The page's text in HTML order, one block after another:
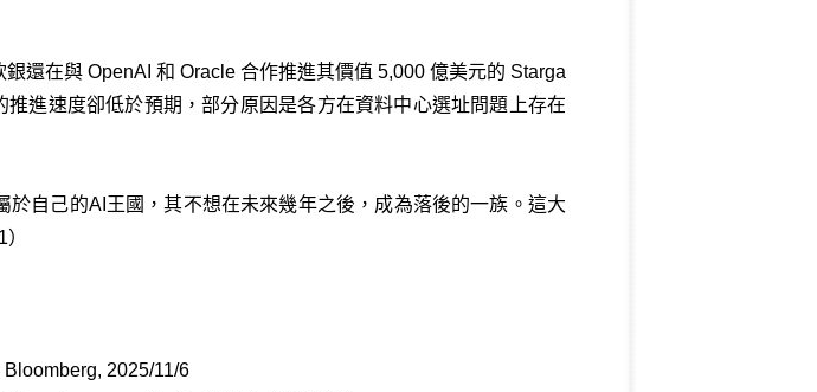
還在與 OpenAI 和 Oracle 合作推進其價值 5,000 億美元的 Starga
進速度卻低於預期，部分原因是各方在資料中心選址問題上存在
自己的AI王國，其不想在未來幾年之後，成為落後的一族。這大
2025/11/6